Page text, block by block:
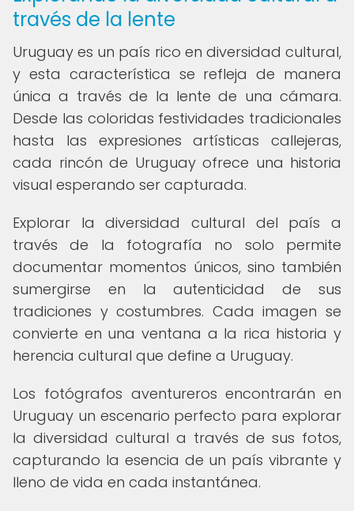
través de la lente
Uruguay es un país rico en diversidad cultural,
y esta característica se refleja de manera
única a través de la lente de una cámara.
Desde las coloridas festividades tradicionales
hasta las expresiones artísticas callejeras,
cada rincón de Uruguay ofrece una historia
visual esperando ser capturada.
Explorar la diversidad cultural del país a
través de la fotografía no solo permite
documentar momentos únicos, sino también
sumergirse en la autenticidad de sus
tradiciones y costumbres. Cada imagen se
convierte en una ventana a la rica historia y
herencia cultural que define a Uruguay.
Los fotógrafos aventureros encontrarán en
Uruguay un escenario perfecto para explorar
la diversidad cultural a través de sus fotos,
capturando la esencia de un país vibrante y
lleno de vida en cada instantánea.